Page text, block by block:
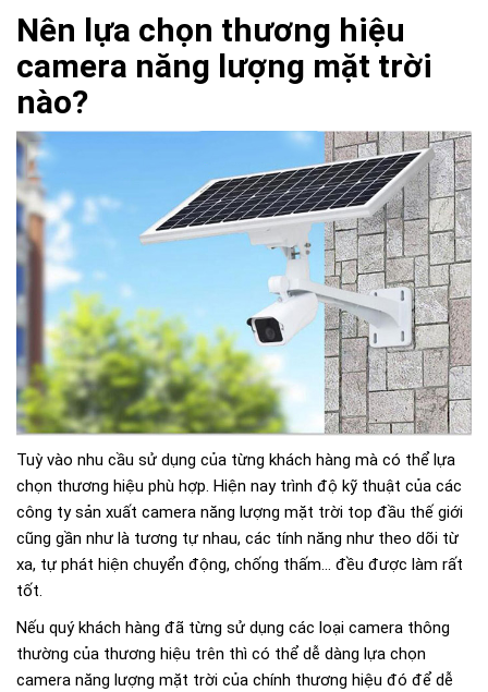
Nên lựa chọn thương hiệu
camera năng lượng mặt trời
nào?
Tuỳ vào nhu cầu sử dụng của từng khách hàng mà có thể lựa
chọn thương hiệu phù hợp. Hiện nay trình độ kỹ thuật của các
công ty sản xuất camera năng lượng mặt trời top đầu thế giới
cũng gần như là tương tự nhau, các tính năng như theo dõi từ
xa, tự phát hiện chuyển động, chống thấm… đều được làm rất
tốt.
Nếu quý khách hàng đã từng sử dụng các loại camera thông
thường của thương hiệu trên thì có thể dễ dàng lựa chọn
camera năng lượng mặt trời của chính thương hiệu đó để dễ